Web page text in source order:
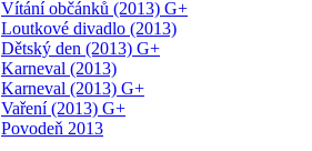
Vítání občánků (2013) G+
Loutkové divadlo (2013)
Dětský den (2013) G+
Karneval (2013)
Karneval (2013) G+
Vaření (2013) G+
Povodeň 2013